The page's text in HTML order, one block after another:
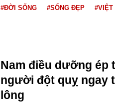
#ĐỜI SỐNG #SỐNG ĐẸP #VIỆT
Nam điều dưỡng ép
người đột quỵ ngay
lông